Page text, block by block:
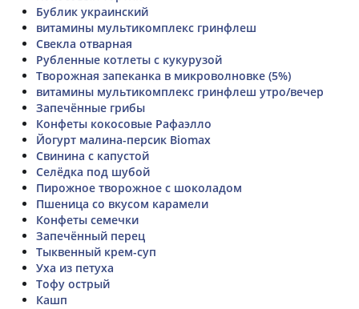
Бублик украинский
витамины мультикомплекс гринфлеш
Свекла отварная
Рубленные котлеты с кукурузой
Творожная запеканка в микроволновке (5%)
витамины мультикомплекс гринфлеш утро/вечер
Запечённые грибы
Конфеты кокосовые Рафаэлло
Йогурт малина-персик Biomax
Свинина с капустой
Селёдка под шубой
Пирожное творожное с шоколадом
Пшеница со вкусом карамели
Конфеты семечки
Запечённый перец
Тыквенный крем-суп
Уха из петуха
Тофу острый
Кашп